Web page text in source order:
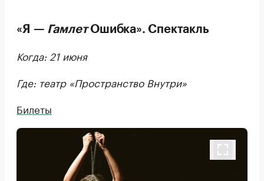
«Я — ГамлетОшибка». Спектакль
Когда: 21 июня
Где: театр «Пространство Внутри»
Билеты